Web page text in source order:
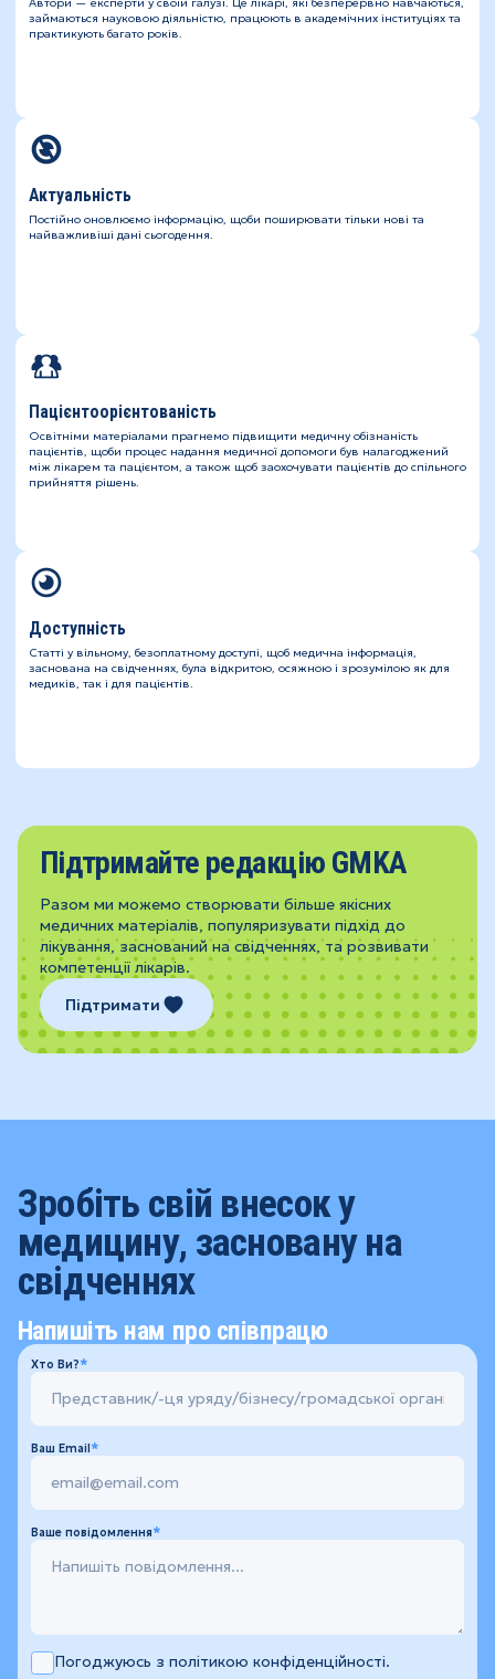
Автори — експерти у своїй галузі. Це лікарі, які безперервно навчаються,
займаються науковою діяльністю, працюють в академічних інституціях та
практикують багато років.
Актуальність
Постійно оновлюємо інформацію, щоби поширювати тільки нові та
найважливіші дані сьогодення.
Пацієнтоорієнтованість
Освітніми матеріалами прагнемо підвищити медичну обізнаність
пацієнтів, щоби процес надання медичної допомоги був налагоджений
між лікарем та пацієнтом, а також щоб заохочувати пацієнтів до спільного
прийняття рішень.
Доступність
Статті у вільному, безоплатному доступі, щоб медична інформація,
заснована на свідченнях, була відкритою, осяжною і зрозумілою як для
медиків, так і для пацієнтів.
Підтримайте редакцію GMKA
Разом ми можемо створювати більше якісних
медичних матеріалів, популяризувати підхід до
лікування, заснований на свідченнях, та розвивати
компетенції лікарів.
Підтримати
Зробіть свій внесок у
медицину, засновану на
свідченнях
Напишіть нам про співпрацю
Хто Ви?
Ваш Email
Ваше повідомлення
Погоджуюсь з політикою конфіденційності.